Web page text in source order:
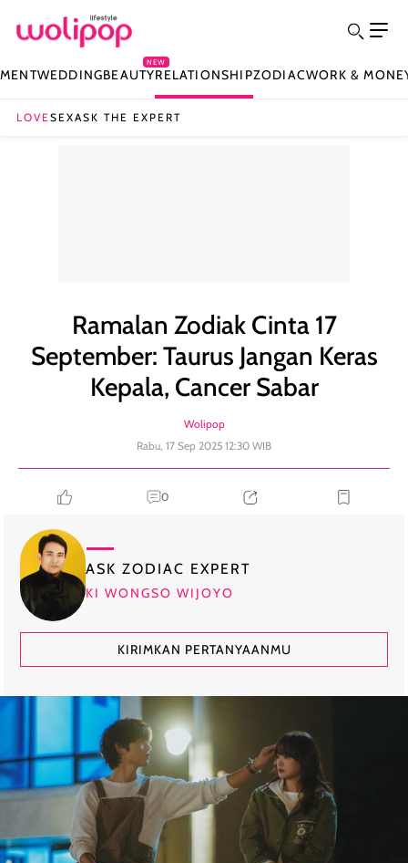
WEDDINGBEAUTY
NEW
RELATIONSHIPZODIACWORK &
LOVESEXASK THE EXPERT
Ramalan Zodiak Cinta 17
September: Taurus Jangan Keras
Kepala, Cancer Sabar
Wolipop
Rabu, 17 Sep 2025 12:30 WIB
0
ASK ZODIAC EXPERT
KI WONGSO WIJOYO
KIRIMKAN PERTANYAANMU